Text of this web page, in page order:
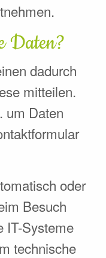
Daten?
dadurch
mitteilen.
um Daten
oder
Besuch
IT-Systeme
technische